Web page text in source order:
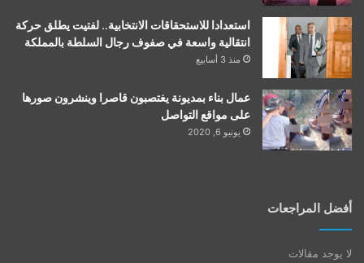
استعدادا للاستحقاقات الانتخابية.. لفتيت يطلق حركة
انتقالية واسعة في صفوف رجال السلطة بالمملكة
منذ 3 أسابيع
عمال بناء بمديونة يغتصبون قاصرا وينشرون صورها
على مواقع التواصل
يونيو 6, 2020
أفضل المراجعات
لا يوجد مقالات